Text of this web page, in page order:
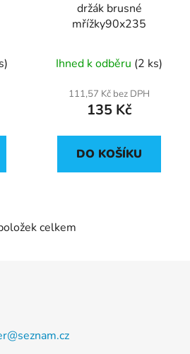
držák brusné
mřížky90x235
Ihned k odběru (2 ks)
111,57 Kč bez DPH
135 Kč
DO KOŠÍKU
O
í
celkem
@seznam.cz